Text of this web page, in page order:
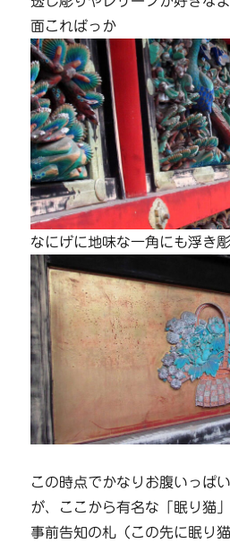
面こればっか
なにげに地味な一角にも浮き
この時点でかなりお腹いっぱ
が、ここから有名な「眠り猫」
事前告知の札（この先に眠り